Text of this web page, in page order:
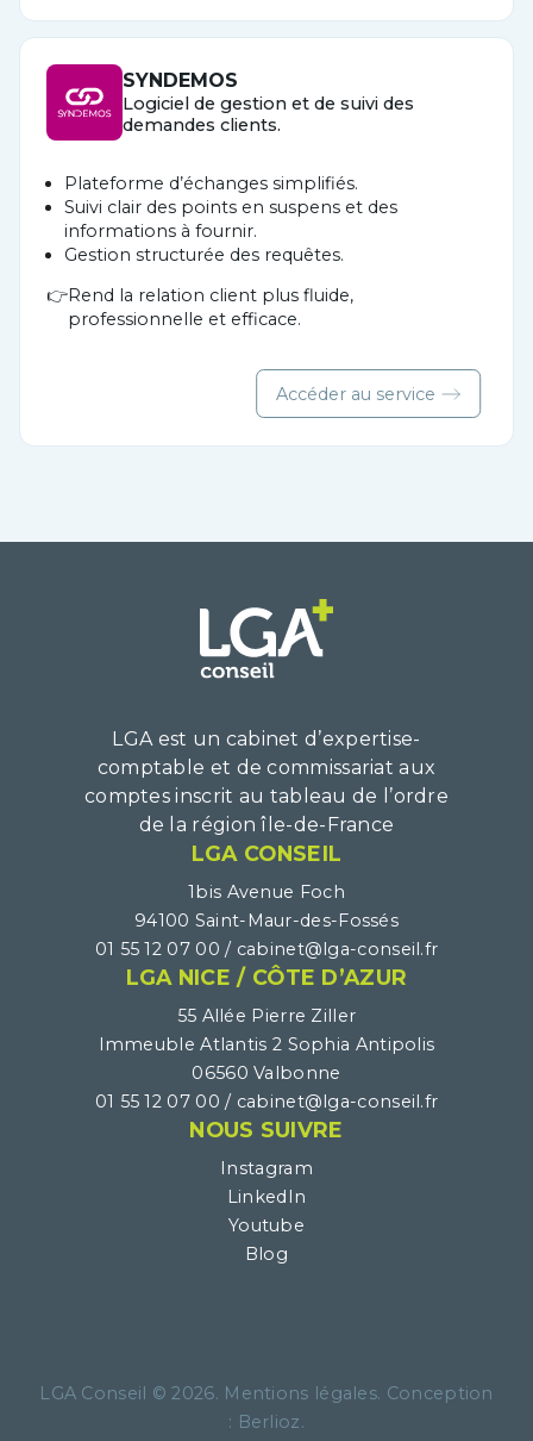
SYNDEMOS
Logiciel de gestion et de suivi des
demandes clients.
Plateforme d’échanges simplifiés.
Suivi clair des points en suspens et des
informations à fournir.
Gestion structurée des requêtes.
Rend la relation client plus fluide,
professionnelle et efficace.
Accéder au service
LGA est un cabinet d’expertise-
comptable et de commissariat aux
comptes inscrit au tableau de l’ordre
de la région île-de-France
LGA CONSEIL
1bis Avenue Foch
94100 Saint-Maur-des-Fossés
01 55 12 07 00 /
LGA NICE / CÔTE D’AZUR
55 Allée Pierre Ziller
Immeuble Atlantis 2 Sophia Antipolis
06560 Valbonne
01 55 12 07 00 /
NOUS SUIVRE
Instagram
LinkedIn
Youtube
Blog
LGA Conseil ©2026. Mentions légales. Conception
: Berlioz.